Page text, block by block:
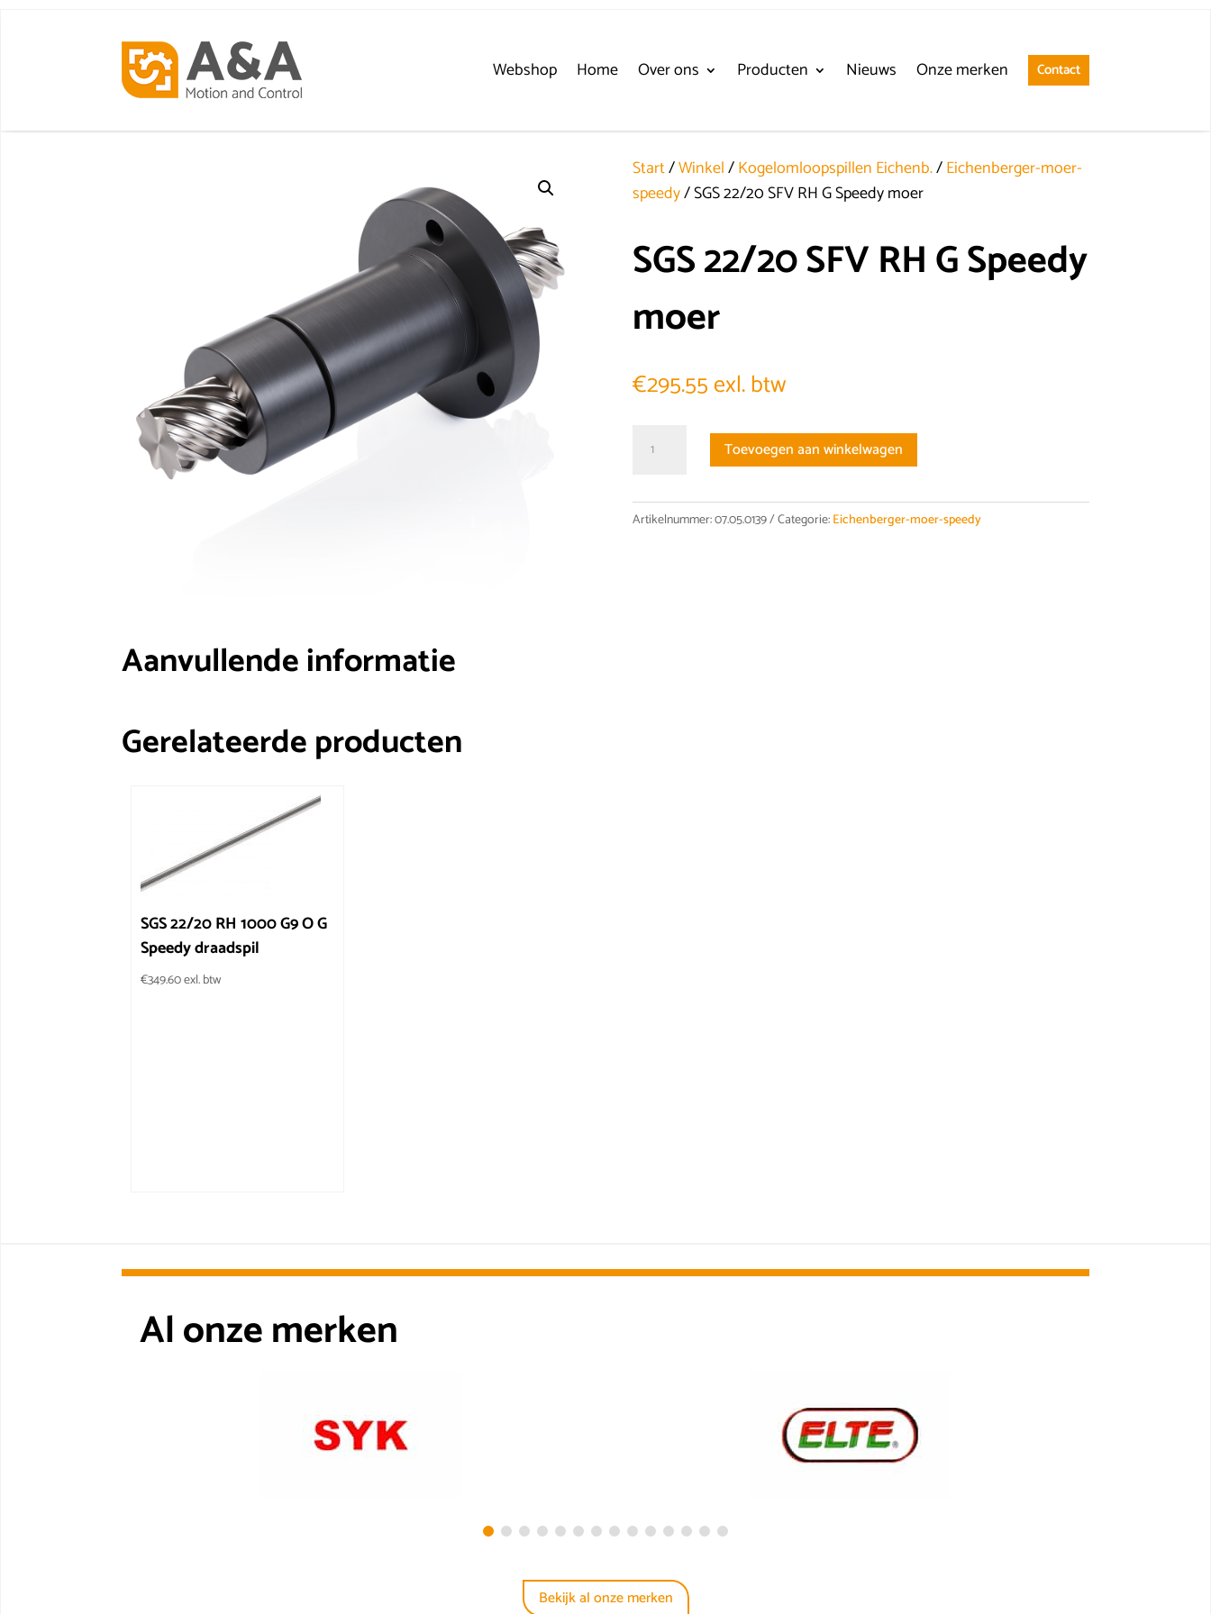
Webshop Home Over ons Producten Nieuws Onze merken Contact
Start/Winkel/Kogelomloopspillen Eichenb./Eichenberger-moer-
speedy/ SGS 22/20 SFV RH G Speedy moer
SGS 22/20 SFV RH G Speedy
moer
€295.55exl. btw
22/20
RH
Toevoegen aan winkelwagen
Artikelnummer:07.05.0139 Categorie:Eichenberger-moer-speedy
Aanvullende informatie
Gerelateerde producten
SGS 22/20 RH 1000 G9 O G
Speedy draadspil
€349.60exl. btw
Al onze merken
Bekijk al onze merken